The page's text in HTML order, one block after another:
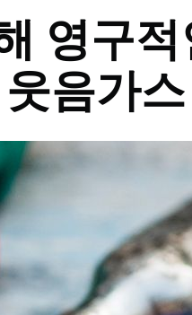
영구
음가스